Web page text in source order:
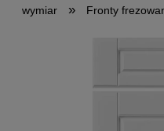
wymiar
» Fronty